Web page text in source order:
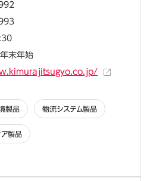
年末年始
製品 物流システム製品
製品